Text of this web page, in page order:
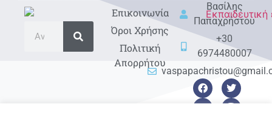
Eπικοινωνία
Όροι Χρήσης
Πολιτική
Απορρήτου
Βασίλης
Παπαχρήστου
+30
6974480007